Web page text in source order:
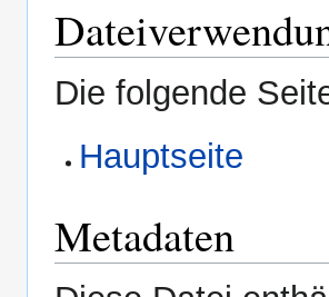
Die folgende
Hauptseite
Metadaten